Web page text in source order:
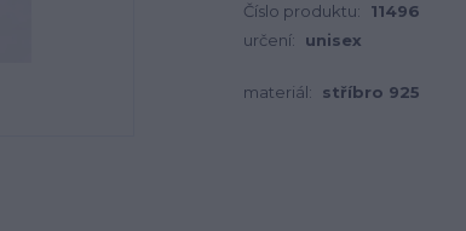
Číslo produktu: 11496
určení:
unisex
materiál:
stříbro 925